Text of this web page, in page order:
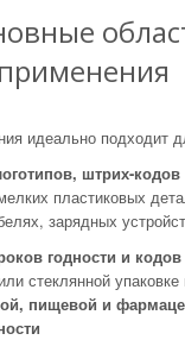
применения
идеально подходит
штрих-
пластиковых
зарядных
годности и
стеклянной упаковке
пищевой и